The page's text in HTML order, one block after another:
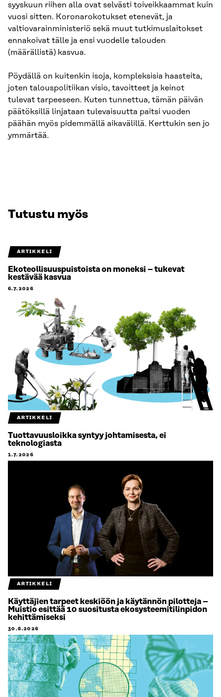
syyskuun riihen alla ovat selvästi toiveikkaammat kuin
vuosi sitten. Koronarokotukset etenevät, ja
valtiovarainministeriö sekä muut tutkimuslaitokset
ennakoivat tälle ja ensi vuodelle talouden
(määrällistä) kasvua.
Pöydällä on kuitenkin isoja, kompleksisia haasteita,
joten talouspolitiikan visio, tavoitteet ja keinot
tulevat tarpeeseen. Kuten tunnettua, tämän päivän
päätöksillä linjataan tulevaisuutta paitsi vuoden
päähän myös pidemmällä aikavälillä. Kerttukin sen jo
ymmärtää.
Tutustu myös
ARTIKKELI
Ekoteollisuuspuistoista on moneksi – tukevat
kestävää kasvua
6.7.2026
ARTIKKELI
Tuottavuusloikka syntyy johtamisesta, ei
teknologiasta
1.7.2026
ARTIKKELI
Käyttäjien tarpeet keskiöön ja käytännön pilotteja –
Muistio esittää 10 suositusta ekosysteemitilinpidon
kehittämiseksi
30.6.2026